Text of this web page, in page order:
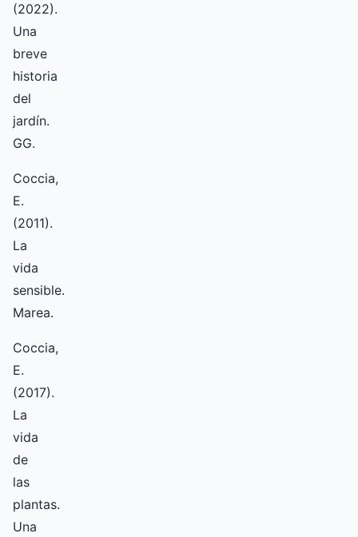
(2022).
Una
breve
historia
del
jardín.
GG.
Coccia,
E.
(2011).
La
vida
sensible.
Marea.
Coccia,
E.
(2017).
La
vida
de
las
plantas.
Una